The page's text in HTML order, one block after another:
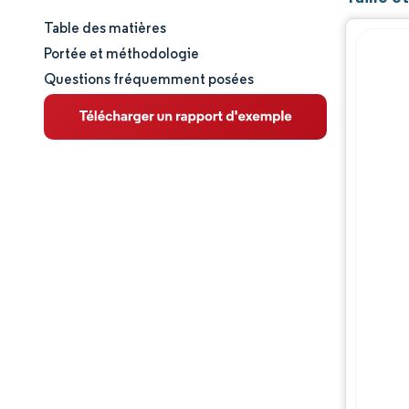
Taille et part de marché
Analyse du marché
Tendances et perspectives
Table des matières
Portée et méthodologie
Questions fréquemment posées